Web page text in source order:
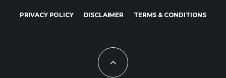
PRIVACY POLICY DISCLAIMER TERMS & CONDITIONS